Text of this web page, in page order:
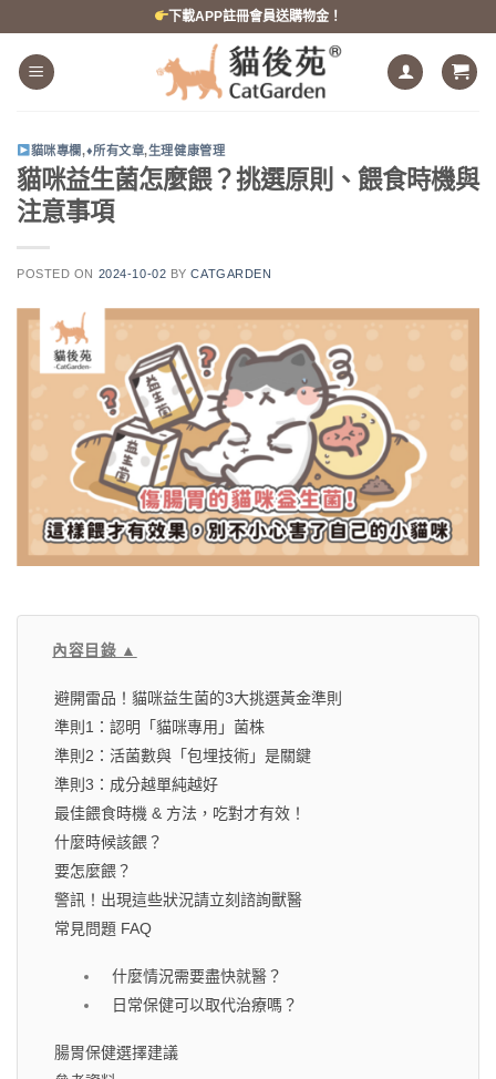
下載APP註冊會員送購物金！
貓咪專欄,♦所有文章,生理健康管理
貓咪益生菌怎麼餵？挑選原則、餵食時機與
注意事項
POSTED ON 2024-10-02 BYCATGARDEN
內容目錄 ▲
避開雷品！貓咪益生菌的3大挑選黃金準則
準則1：認明「貓咪專用」菌株
準則2：活菌數與「包埋技術」是關鍵
準則3：成分越單純越好
最佳餵食時機 & 方法，吃對才有效！
什麼時候該餵？
要怎麼餵？
警訊！出現這些狀況請立刻諮詢獸醫
常見問題 FAQ
什麼情況需要盡快就醫？
日常保健可以取代治療嗎？
腸胃保健選擇建議